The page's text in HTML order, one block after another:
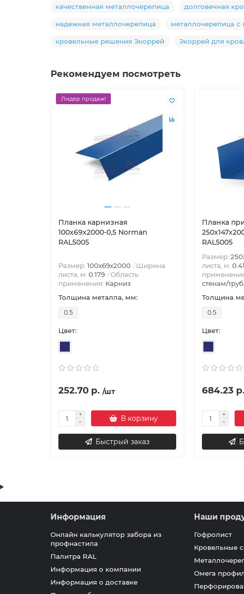
качественная металлочерепица долговечная
надежная металлочерепица металлочерепица
кровельные решения Экоррей Экоррей для
Рекомендуем посмотреть
Лидер продаж!
Планка карнизная
100х69х2000-0,5 Norman
RAL5005
Размер: 100х69х2000
Ширина
листа, м: 0.179
Область
применения: Карниз
Толщина металла, мм:
0.5
Цвет:
252.70 р. /шт
В корзину
Быстрый заказ
Планка
RAL5005
Размер:
листа, м:
стенам/
Толщина
0.5
Цвет:
684.23 р.
Информация
Онлайн калькулятор забора из
профнастила
Палитра RAL
Информация о компании
Информация о доставке
Наши
Гофролист
Кровельные
Омега